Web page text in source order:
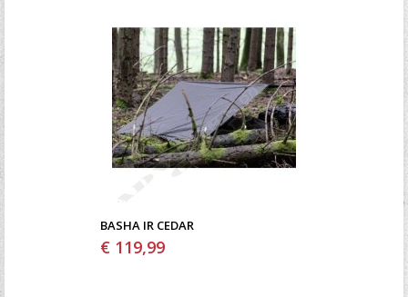
BASHA IR CEDAR
€ 119,99